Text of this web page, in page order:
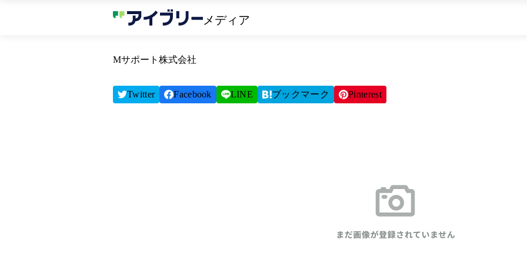
メディア
Mサポート株式会社
Twitter Facebook LINE ブックマーク Pinterest